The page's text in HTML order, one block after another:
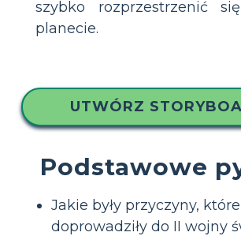
szybko rozprzestrzenić
planecie.
UTWÓRZ
Podstawowe
Jakie były przyczyny, które
doprowadziły do II wojny